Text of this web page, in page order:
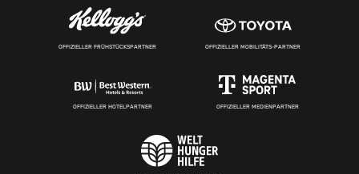
OFFIZIELLER FRÜHSTÜCKSPARTNER OFFIZIELLER MOBILITÄTS-PARTNER
OFFIZIELLER HOTELPARTNER OFFIZIELLER MEDIENPARTNER